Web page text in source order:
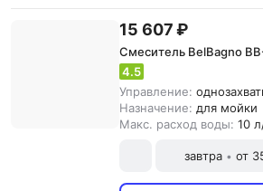
15 607 ₽
Смеситель BelBagno
4.5
Управление:
Назначение: для мойки
Макс. расход воды: 10
завтра • от